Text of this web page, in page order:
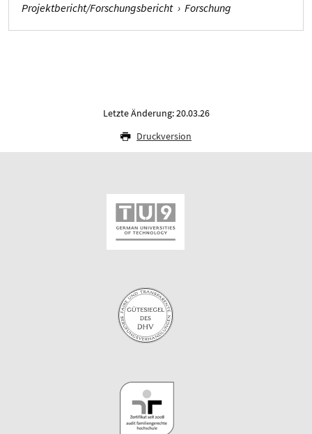
Projektbericht/Forschungsbericht › Forschung
Letzte Änderung: 20.03.26
Druckversion